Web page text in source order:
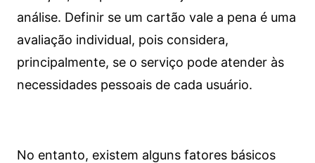
análise. Definir se um cartão vale a pena é uma
avaliação individual, pois considera,
principalmente, se o serviço pode atender às
necessidades pessoais de cada usuário.
No entanto, existem alguns fatores básicos